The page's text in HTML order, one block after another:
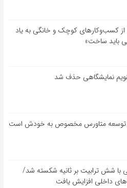
از کسب‌وکارهای کوچک و خانگی به یاد
باید ساخت»
نمایشگاهی حذف شد
توسعه متاورس مخصوص به خودش است
با شش ترابیت بر ثانیه شکسته شد/
داخلی افزایش یافت